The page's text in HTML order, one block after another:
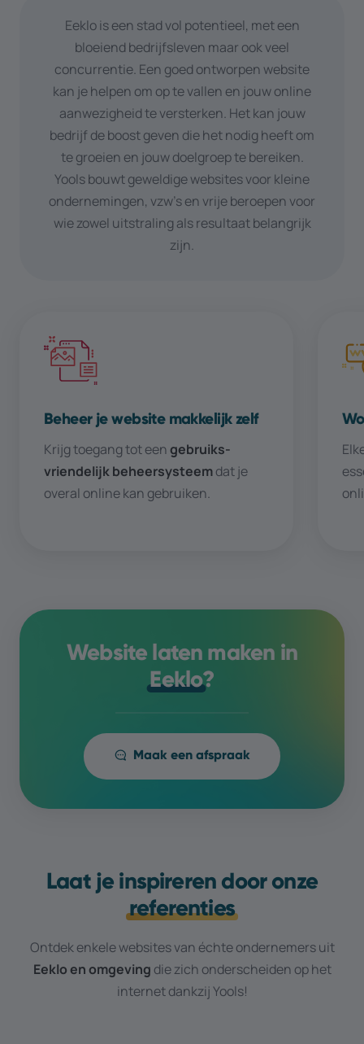
Eeklo is een stad vol potentieel, met een
bloeiend bedrijfsleven maar ook veel
concurrentie. Een goed ontworpen website
kan je helpen om op te vallen en jouw online
aanwezigheid te versterken. Het kan jouw
bedrijf de boost geven die het nodig heeft om
te groeien en jouw doelgroep te bereiken.
Yools bouwt geweldige websites voor kleine
ondernemingen, vzw’s en vrije beroepen voor
wie zowel uitstraling als resultaat belangrijk
zijn.
Beheer je website makkelijk zelf
Krijg toegang tot eengebruiks­­
vriendelijk beheer­­systeemdat je
overal online kan gebruiken.
Website laten maken in
Eeklo?
Maak een afspraak
Laat je inspireren door onze
referenties
Ontdek enkele websites van échte ondernemers uit
Eekloen omgeving die zich onderscheiden op het
internet dankzij Yools!